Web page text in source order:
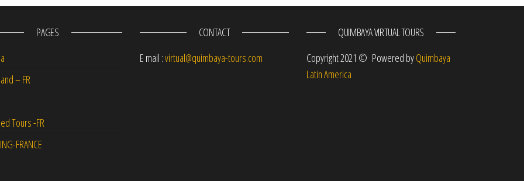
PAGES
– FR
Tours -FR
FRANCE
CONTACT
E mail :virtual@quimbaya-tours.com
QUIMBAYA VIRTUAL TOURS
Copyright 2021 © Powered byQuimbaya
Latin America